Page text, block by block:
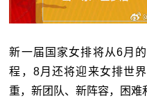
新一届国家女排将从6月
程，8月还将迎来女排世
重，新团队、新阵容，困难